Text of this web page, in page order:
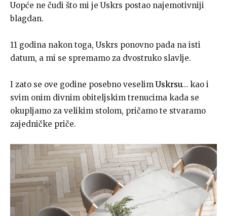
Uopće ne čudi što mi je Uskrs postao najemotivniji
blagdan.
11 godina nakon toga, Uskrs ponovno pada na isti
datum, a mi se spremamo za dvostruko slavlje.
I zato se ove godine posebno veselim Uskrsu… kao i
svim onim divnim obiteljskim trenucima kada se
okupljamo za velikim stolom, pričamo te stvaramo
zajedničke priče.